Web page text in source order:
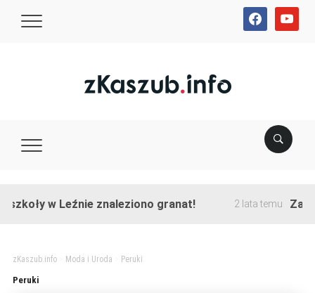
facebookyoutube
w Leźnie znaleziono granat! 2 lata temu
zKaszub.info> Moda i Uroda Peruki
Peruki